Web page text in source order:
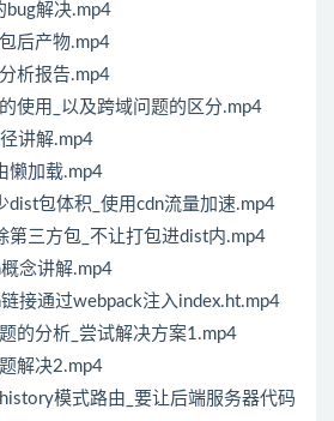
bug解决.mp4
后产物.mp4
析报告.mp4
使用_以及跨域问题的区分.mp4
讲解.mp4
懒加载.mp4
dist包体积_使用cdn流量加速.mp4
第三方包_不让打包进dist内.mp4
概念讲解.mp4
链接通过webpack注入index.ht.mp4
的分析_尝试解决方案1.mp4
解决2.mp4
模式路由_要让后端服务器代码